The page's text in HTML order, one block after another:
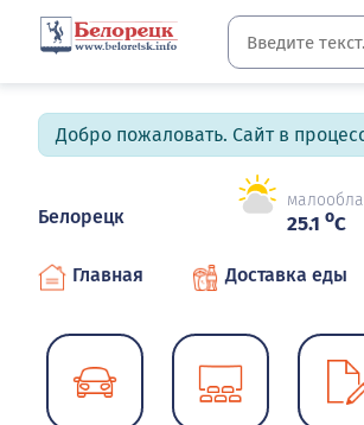
Добро пожаловать. Сайт в
Белорецк 25.1 oC
Главная Доставка еды